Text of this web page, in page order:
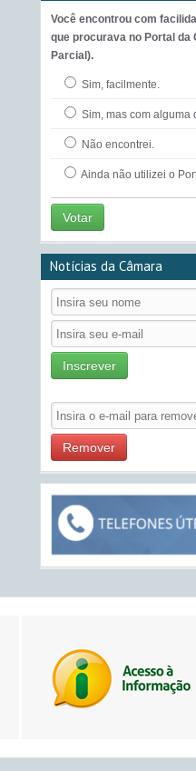
Você encontrou com
que procurava no Portal da
Parcial).
Sim, facilmente.
Sim, mas com alguma
Não encontrei.
Ainda não utilizei o
Votar
Notícias da Câmara
Inscrever
Remover